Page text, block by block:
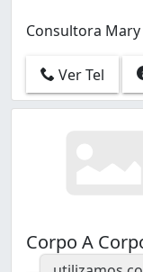
Consultora Mary
Ver Tel
Corpo A